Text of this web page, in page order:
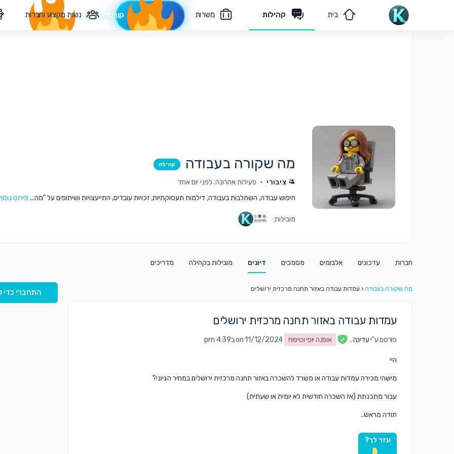
בית קהילות משרות קורסים חדשיםנשות מקצוע וחברות
מה שקורה בעבודה קהילה
ציבורי
פעילות אחרונה: לפני יום אחד
חיפוש עבודה, השתלבות בעבודה, דילמות תעסוקתיות, זכויות עובדים, התייעצויות ושיתופים על "מה... פירוט
מובילות:
חברות עדכונים אלבומים מסמכים דיונים מובילות בקהילה מדריכים
מה שקורה בעבודה ‹ עמדות עבודה באזור תחנה מרכזית ירושלים
עמדות עבודה באזור תחנה מרכזית ירושלים
פורסם ע"יעדינה . אופנה יופי וטיפוח on 11/12/2024 ב4:39 pm
היי
מישהי מכירה עמדות עבודה או משרד להשכרה באזור תחנה מרכזית ירושלים במחיר הגיוני?
עבור מתכנתת (אז השכרה חודשית לא יומית או שעתית)
תודה מראש..
עזר לך?
התחברי כדי